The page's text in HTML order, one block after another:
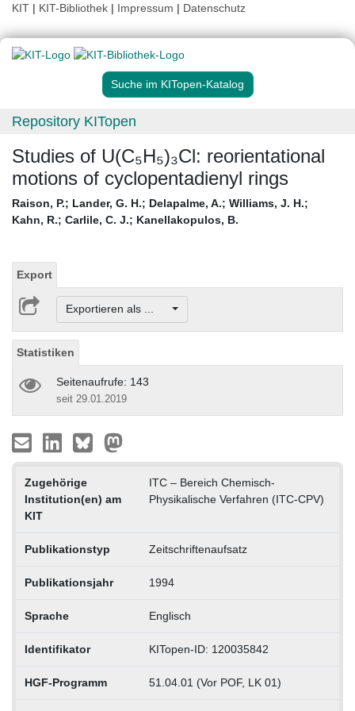
KIT | KIT-Bibliothek | Impressum | Datenschutz
Suche im KITopen-Katalog
Repository KITopen
Studies of U(C₅H₅)₃Cl: reorientational
motions of cyclopentadienyl rings
Raison, P.; Lander, G. H.; Delapalme, A.; Williams, J. H.;
Kahn, R.; Carlile, C. J.; Kanellakopulos, B.
Export
Exportieren als ...
Statistiken
Seitenaufrufe: 143
seit 29.01.2019
Zugehörige
Institution(en) am
KIT
ITC – Bereich Chemisch-
Physikalische Verfahren (ITC-CPV)
Publikationstyp Zeitschriftenaufsatz
Publikationsjahr 1994
Sprache Englisch
Identifikator KITopen-ID: 120035842
HGF-Programm 51.04.01 (Vor POF, LK 01)